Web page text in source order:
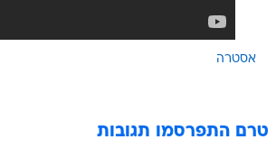
אסטרה
טרם התפרסמו תגובות